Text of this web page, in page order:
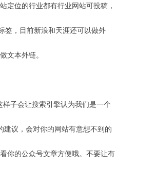
位的行业都有行业网站可投稿，
，目前新浪和天涯还可以做外
文本外链。
子会让搜索引擎认为我们是一个
议，会对你的网站有意想不到的
你的公众号文章方便哦。不要让有